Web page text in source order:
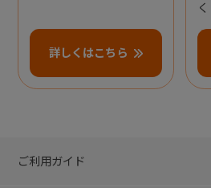
詳しくはこちら
く
ご利用ガイド